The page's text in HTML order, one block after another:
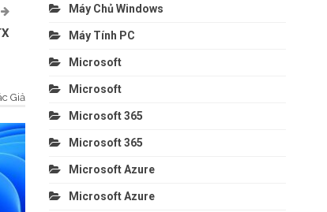
Giả
Máy Chủ Windows
Máy Tính PC
Microsoft
Microsoft
Microsoft 365
Microsoft 365
Microsoft Azure
Microsoft Azure